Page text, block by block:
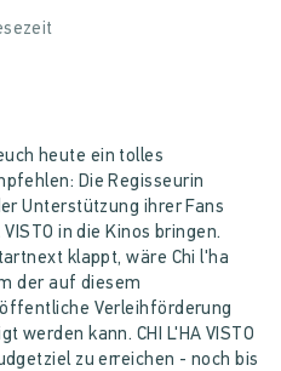
heute ein tolles
Die Regisseurin
Unterstützung ihrer Fans
in die Kinos bringen.
klappt, wäre Chi l'ha
der auf diesem
Verleihförderung
werden kann. CHI L'HA VISTO
zu erreichen - noch bis